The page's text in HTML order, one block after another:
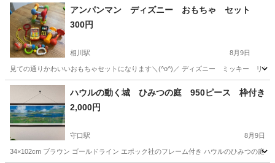
大阪 和泉市 おもちゃ
アンパンマン ディズニー おもちゃ セット
300円
相川駅 8月9日
見ての通りかわいいおもちゃセットになります＼(^o^)／ ディズニー ミッキー リ
大阪 吹田市 相川駅 おもちゃ
ハウルの動く城 ひみつの庭 950ピース 枠付き
2,000円
守口駅 8月9日
34×102cm ブラウン ゴールドライン エポック社のフレーム付き ハウルのひみつの庭